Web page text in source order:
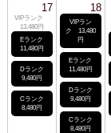
17
VIPランク
13,480円
Eランク
11,480円
Dランク
9,480円
Cランク
8,480円
18
VIPラン
ク 13,480
円
Eランク
11,480円
Dランク
9,480円
Cランク
8,480円